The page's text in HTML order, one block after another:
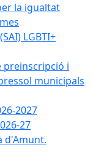
la igualtat
LGBTI+
preinscripció i
municipals
2027
27
d'Amunt.